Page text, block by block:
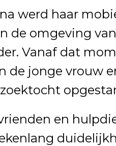
werd haar
de omgeving
Vanaf dat
de jonge vrouw
en